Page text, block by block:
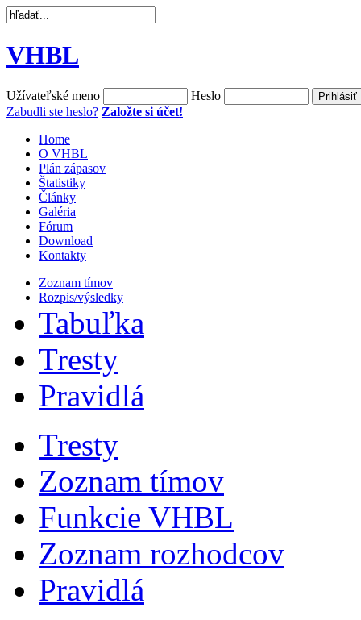
VHBL
Užívateľské meno
Heslo
Zabudli ste heslo? Založte si účet!
Home
O VHBL
Plán zápasov
Štatistiky
Články
Galéria
Fórum
Download
Kontakty
Zoznam tímov
Rozpis/výsledky
Tabuľka
Tresty
Pravidlá
Tresty
Zoznam tímov
Funkcie VHBL
Zoznam rozhodcov
Pravidlá